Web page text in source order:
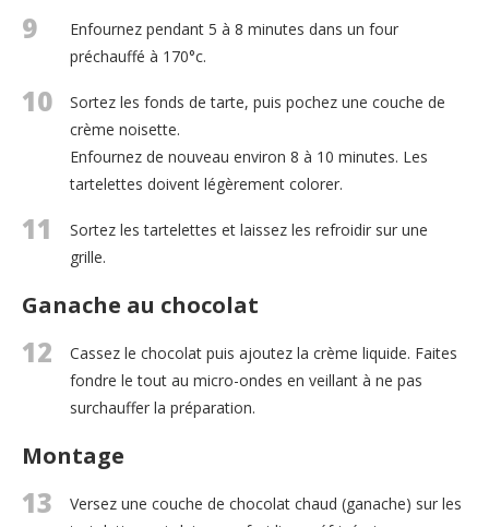
9
Enfournez pendant 5 à 8 minutes dans un four
préchauffé à 170°c.
10
Sortez les fonds de tarte, puis pochez une couche de
crème noisette.
Enfournez de nouveau environ 8 à 10 minutes. Les
tartelettes doivent légèrement colorer.
11
Sortez les tartelettes et laissez les refroidir sur une
grille.
Ganache au chocolat
12
Cassez le chocolat puis ajoutez la crème liquide. Faites
fondre le tout au micro-ondes en veillant à ne pas
surchauffer la préparation.
Montage
13
Versez une couche de chocolat chaud (ganache) sur les